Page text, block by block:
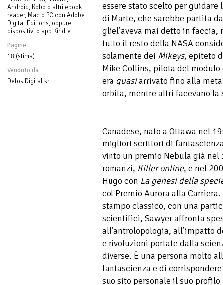
Android, Kobo o altri ebook
reader, Mac o PC con Adobe
Digital Editions, oppure
dispositivi o app Kindle
Pagine
18 (stima)
Venduto da
Delos Digital srl
essere stato scelto per
di Marte, che sarebbe partita
gliel’aveva mai detto in faccia,
tutto il resto della NASA
solamente dei Mikeys, epiteto
Mike Collins, pilota del modulo
era quasiarrivato fino alla
orbita, mentre altri facevano la
Canadese, nato a Ottawa nel
migliori scrittori di
vinto un premio Nebula già
romanzi, Killer online, e nel
Hugo con La genesi della
col Premio Aurora alla
stampo classico, con una
scientifici, Sawyer affronta
all’antrolopologia, all’impatto
e rivoluzioni portate dalla
diverse. È una persona molto
fantascienza e di
suo sito personale il suo profilo